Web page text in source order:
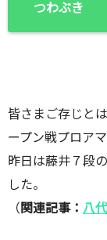
つわぶき
皆さまご存じと
ープン戦プロア
昨日は藤井７段
した。
（ 関連記事： 八